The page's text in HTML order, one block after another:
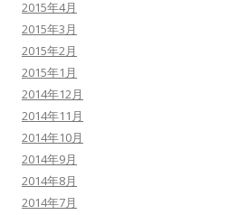
2015年4月
2015年3月
2015年2月
2015年1月
2014年12月
2014年11月
2014年10月
2014年9月
2014年8月
2014年7月